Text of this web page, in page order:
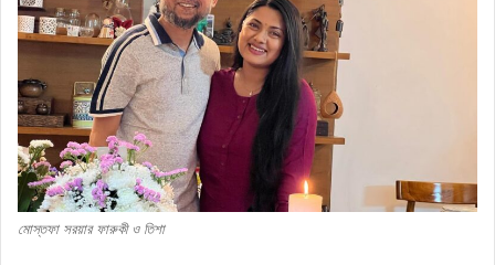
মোস্তফা সরয়ার ফারুকী ও তিশা